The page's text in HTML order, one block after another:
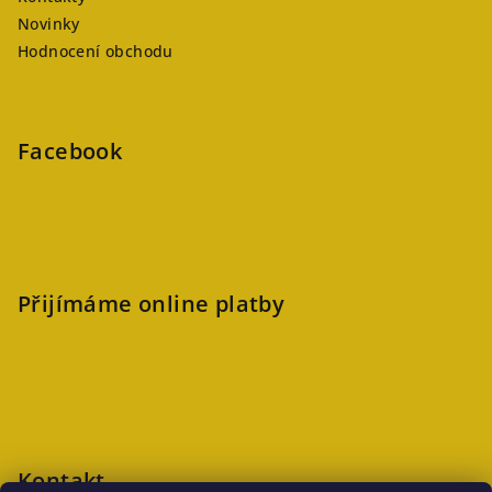
Novinky
Hodnocení obchodu
Facebook
Přijímáme online platby
Kontakt